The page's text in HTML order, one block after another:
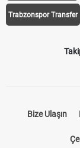
Trabzonspor Transfer
Bize Ulaşın